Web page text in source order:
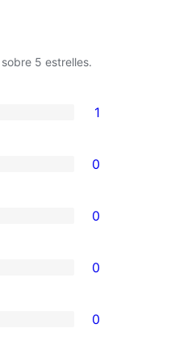
sobre 5 estrelles.
1
0
0
0
0